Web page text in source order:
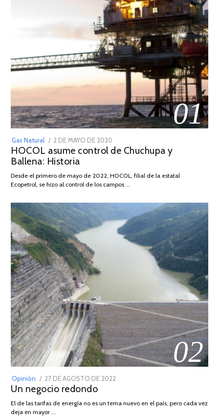
01
Gas Natural
POSTED
ON
2 DE MAYO DE 2020
DE
2026
HOCOL asume control de Chuchupa y
Ballena: Historia
Desde el primero de mayo de 2022, HOCOL, filial de la estatal
Ecopetrol, se hizo al control de los campos …
02
Opinión
POSTED
ON
27 DE AGOSTO DE 2022
DE
Un negocio redondo
El de las tarifas de energía no es un tema nuevo en el país, pero cada vez
deja en mayor …